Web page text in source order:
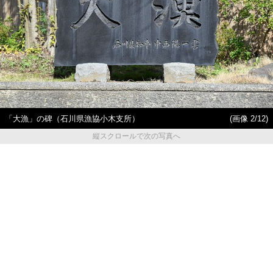
「大漁」の碑（石川県漁協小木支所）
(画像 2/12)
縦スクロールで次の写真へ